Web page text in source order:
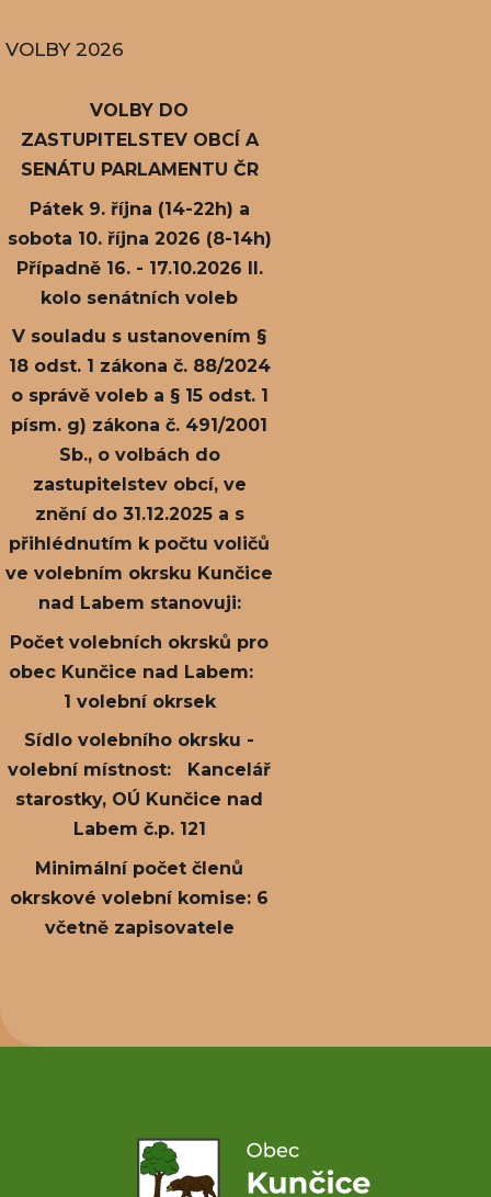
VOLBY 2026
VOLBY DO
ZASTUPITELSTEV OBCÍ A
SENÁTU PARLAMENTU ČR
Pátek 9. října (14-22h) a
sobota 10. října 2026 (8-14h)
Případně 16. - 17.10.2026 II.
kolo senátních voleb
V souladu s ustanovením §
18 odst. 1 zákona č. 88/2024
o správě voleb a § 15 odst. 1
písm. g) zákona č. 491/2001
Sb., o volbách do
zastupitelstev obcí, ve
znění do 31.12.2025 a s
přihlédnutím k počtu voličů
ve volebním okrsku Kunčice
nad Labem stanovuji:
Počet volebních okrsků pro
obec Kunčice nad Labem:
1 volební okrsek
Sídlo volebního okrsku -
volební místnost: Kancelář
starostky, OÚ Kunčice nad
Labem č.p. 121
Minimální počet členů
okrskové volební komise: 6
včetně zapisovatele